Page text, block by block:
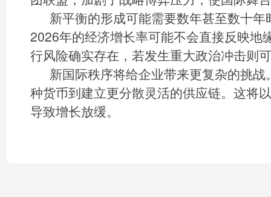
新平衡的形成可能需要数年甚至数十
2026年的经济增长率可能不会直接反映地
行风险确实存在，若发生重大政治冲击则
新国际秩序将给企业带来更复杂的挑
种货币到建立更分散灵活的供应链。这将
导致增长放缓。